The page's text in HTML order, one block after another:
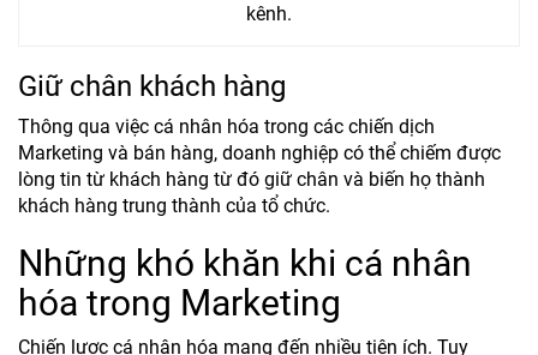
kênh.
Giữ chân khách hàng
Thông qua việc cá nhân hóa trong các chiến dịch
Marketing và bán hàng, doanh nghiệp có thể chiếm được
lòng tin từ khách hàng từ đó giữ chân và biến họ thành
khách hàng trung thành của tổ chức.
Những khó khăn khi cá nhân
hóa trong Marketing
Chiến lược cá nhân hóa mang đến nhiều tiện ích. Tuy